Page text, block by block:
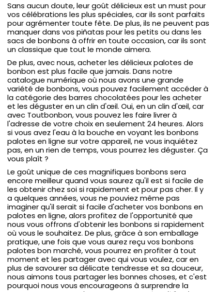
Sans aucun doute, leur goût délicieux est un must pour
vos célébrations les plus spéciales, car ils sont parfaits
pour agrémenter toute fête. De plus, ils ne peuvent pas
manquer dans vos piñatas pour les petits ou dans les
sacs de bonbons à offrir en toute occasion, car ils sont
un classique que tout le monde aimera.
De plus, avec nous, acheter les délicieux palotes de
bonbon est plus facile que jamais. Dans notre
catalogue numérique où nous avons une grande
variété de bonbons, vous pouvez facilement accéder à
la catégorie des barres chocolatées pour les acheter
et les déguster en un clin d'œil. Oui, en un clin d'œil, car
avec Toutbonbon, vous pouvez les faire livrer à
l'adresse de votre choix en seulement 24 heures. Alors
si vous avez l'eau à la bouche en voyant les bonbons
palotes en ligne sur votre appareil, ne vous inquiétez
pas, en un rien de temps, vous pourrez les déguster. Ça
vous plaît ?
Le goût unique de ces magnifiques bonbons sera
encore meilleur quand vous saurez qu'il est si facile de
les obtenir chez soi si rapidement et pour pas cher. Il y
a quelques années, vous ne pouviez même pas
imaginer qu'il serait si facile d'acheter vos bonbons en
palotes en ligne, alors profitez de l'opportunité que
nous vous offrons d'obtenir les bonbons si rapidement
où vous le souhaitez. De plus, grâce à son emballage
pratique, une fois que vous aurez reçu vos bonbons
palotes bon marché, vous pourrez en profiter à tout
moment et les partager avec qui vous voulez, car en
plus de savourer sa délicate tendresse et sa douceur,
nous aimons tous partager les bonnes choses, et c'est
pourquoi nous vous encourageons à surprendre la